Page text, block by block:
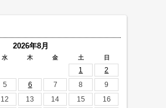
2026年8月
水 木 金 土 日
1
2
5 6 7 8
9
12 13 14 15
16